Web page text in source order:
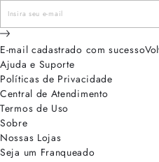
E-mail cadastrado com sucesso
Ajuda e Suporte
Políticas de Privacidade
Central de Atendimento
Termos de Uso
Sobre
Nossas Lojas
Seja um Franqueado